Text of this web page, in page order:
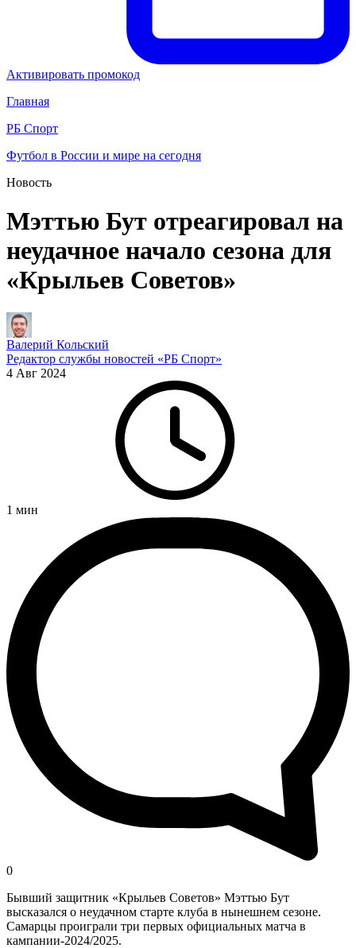
Активировать промокод
Главная
РБ Спорт
Футбол в России и мире на сегодня
Новость
Мэттью Бут отреагировал на
неудачное начало сезона для
«Крыльев Советов»
Валерий Кольский
Редактор службы новостей «РБ Спорт»
4 Авг 2024
1 мин
0
Бывший защитник «Крыльев Советов» Мэттью Бут
высказался о неудачном старте клуба в нынешнем сезоне.
Самарцы проиграли три первых официальных матча в
кампании-2024/2025.